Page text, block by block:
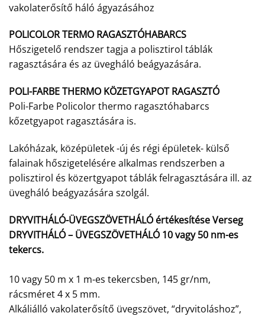
vakolaterősítő háló ágyazásához
POLICOLOR TERMO RAGASZTÓHABARCS
Hőszigetelő rendszer tagja a polisztirol táblák
ragasztására és az üvegháló beágyazására.
POLI-FARBE THERMO KÖZETGYAPOT RAGASZTÓ
Poli-Farbe Policolor thermo ragasztóhabarcs
kőzetgyapot ragasztására is.
Lakóházak, középületek -új és régi épületek- külső
falainak hőszigetelésére alkalmas rendszerben a
polisztirol és közertgyapot táblák felragasztására ill. az
üvegháló beágyazására szolgál.
DRYVITHÁLÓ-ÜVEGSZÖVETHÁLÓ értékesítése Verseg
DRYVITHÁLÓ – ÜVEGSZÖVETHÁLÓ 10 vagy 50 nm-es
tekercs.
10 vagy 50 m x 1 m-es tekercsben, 145 gr/nm,
rácsméret 4 x 5 mm.
Alkáliálló vakolaterősítő üvegszövet, “dryvitoláshoz”,